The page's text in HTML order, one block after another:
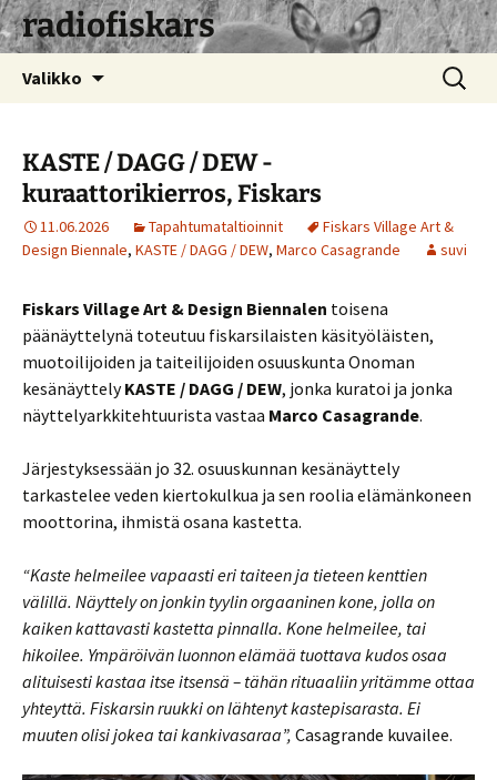
radiofiskars
Valikko Haku:
KASTE / DAGG / DEW -
kuraattorikierros, Fiskars
11.06.2026 Tapahtumataltioinnit
Fiskars Village Art &
Design Biennale, KASTE / DAGG / DEW, Marco Casagrande suvi
Fiskars Village Art & Design Biennalen toisena
päänäyttelynä toteutuu fiskarsilaisten käsityöläisten,
muotoilijoiden ja taiteilijoiden osuuskunta Onoman
kesänäyttelyKASTE / DAGG / DEW, jonka kuratoi ja jonka
näyttelyarkkitehtuurista vastaa Marco Casagrande.
Järjestyksessään jo 32. osuuskunnan kesänäyttely
tarkastelee veden kiertokulkua ja sen roolia elämänkoneen
moottorina, ihmistä osana kastetta.
“Kaste helmeilee vapaasti eri taiteen ja tieteen kenttien
välillä. Näyttely on jonkin tyylin orgaaninen kone, jolla on
kaiken kattavasti kastetta pinnalla. Kone helmeilee, tai
hikoilee. Ympäröivän luonnon elämää tuottava kudos osaa
alituisesti kastaa itse itsensä – tähän rituaaliin yritämme ottaa
yhteyttä. Fiskarsin ruukki on lähtenyt kastepisarasta. Ei
muuten olisi jokea tai kankivasaraa”, Casagrande kuvailee.